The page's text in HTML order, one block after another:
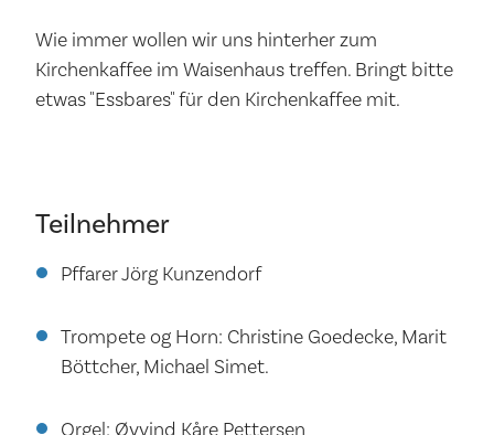
Wie immer wollen wir uns hinterher zum
Kirchenkaffee im Waisenhaus treffen. Bringt bitte
etwas "Essbares" für den Kirchenkaffee mit.
Teilnehmer
Pffarer Jörg Kunzendorf
Trompete og Horn: Christine Goedecke, Marit
Böttcher, Michael Simet.
Orgel: Øyvind Kåre Pettersen